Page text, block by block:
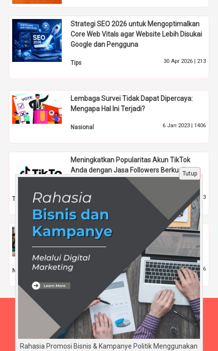
Strategi SEO 2026 untuk Mengoptimalkan
Core Web Vitals agar Website Lebih Disukai
Google dan Pengguna
Tips 30 Apr 2026 | 213
Lembaga Survei Tidak Dapat Dipercaya:
Mengapa Hal Ini Terjadi?
Nasional 6 Jan 2023 | 1406
Meningkatkan Popularitas Akun TikTok
Anda dengan Jasa Followers Berkualitas
dari Rajakomen.com
Tips 17 Mei 2025 |473
Menginspirasi Melalui Pendidikan, Peran
Anies Baswedan dalam Pemberdayaan
Nasional 13 Nov 2025 |566
Beranda Tentang Kami
Disclaimer
Tutup
Rahasia Promosi Bisnis & Kampanye Politik Menggunakan